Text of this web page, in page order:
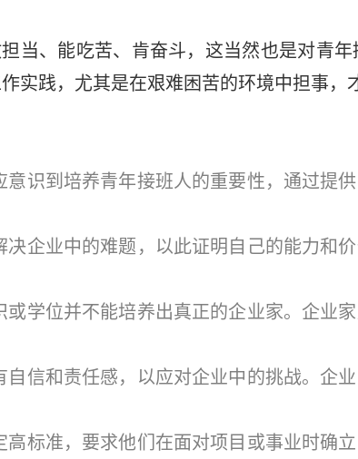
、能吃苦、肯奋斗，这当然也是对青年
实践，尤其是在艰难困苦的环境中担事，
到培养青年接班人的重要性，通过提
业中的难题，以此证明自己的能力和
位并不能培养出真正的企业家。企业
和责任感，以应对企业中的挑战。企
准，要求他们在面对项目或事业时确